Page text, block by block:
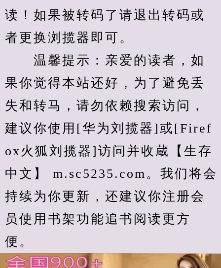
读！如果被转码了请退出转码或
者更换浏揽器即可。
温馨提示：亲爱的读者，如
果你觉得本站还好，为了避免丢
失和转马，请勿依赖搜索访问，
建议你使用[华为刘揽器]或[Firef
ox火狐刘揽器]访问并收蔵【生存
中文】 m.sc5235.com。我们将会
持续为你更新，还建议你注册会
员使用书架功能追书阅读更方
便。